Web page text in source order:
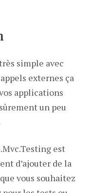
simple avec
externes ça
applications
un peu
est
d’ajouter de la
vous souhaitez